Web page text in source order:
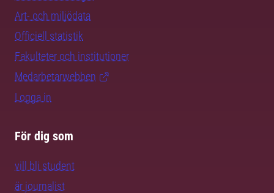
Art- och miljödata
Officiell statistik
Fakulteter och institutioner
Medarbetarwebben
Logga in
För dig som
vill bli student
är journalist